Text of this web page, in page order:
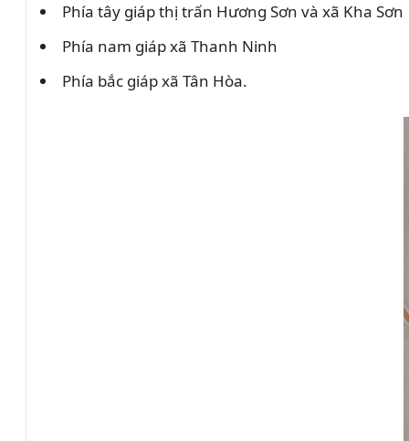
Phía tây giáp thị trấn Hương Sơn và xã Kha Sơn
Phía nam giáp xã Thanh Ninh
Phía bắc giáp xã Tân Hòa.